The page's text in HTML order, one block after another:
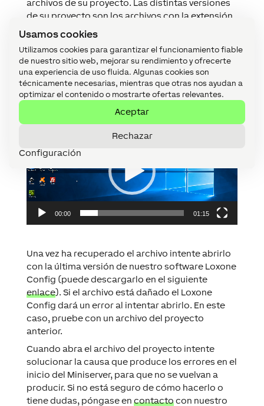
Usamos cookies
Utilizamos cookies para garantizar el funcionamiento fiable
de nuestro sitio web, mejorar su rendimiento y ofrecerte
una experiencia de uso fluida. Algunas cookies son
técnicamente necesarias, mientras que otras nos ayudan a
optimizar el contenido o mostrarte ofertas relevantes.
Aceptar
Rechazar
Configuración
archivos de su proyecto. Las distintas versiones
de su proyecto son los archivos con la extensión
y se diferencian por su fecha y hora con la
sps_xxxx_yyyymmddhhnnss.LoxCC, donde
yyyymmddhhnnss
es la fecha y hora que se creó
la versión delproyecto. Comparando los
distintos archivos podrá identificar la última
00:00 01:15
Una vez ha recuperado el archivo intente abrirlo
con la última versión de nuestro software Loxone
Config (puede descargarlo en el siguiente
enlace). Si el archivo está dañado el Loxone
Config dará un error al intentar abrirlo. En este
caso, pruebe con un archivo del proyecto
anterior.
Cuando abra el archivo del proyecto intente
solucionar la causa que produce los errores en el
inicio del Miniserver, para que no se vuelvan a
producir. Si no está seguro de cómo hacerlo o
tiene dudas, póngase en contactocon nuestro